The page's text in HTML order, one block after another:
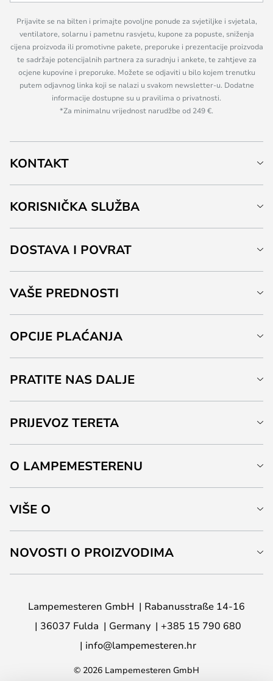
Prijavite se na bilten i primajte povoljne ponude za svjetiljke i svjetala,
ventilatore, solarnu i pametnu rasvjetu, kupone za popuste, sniženja
cijena proizvoda ili promotivne pakete, preporuke i prezentacije proizvoda
te sadržaje potencijalnih partnera za suradnju i ankete, te zahtjeve za
ocjene kupovine i preporuke. Možete se odjaviti u bilo kojem trenutku
putem odjavnog linka koji se nalazi u svakom newsletter-u. Dodatne
informacije dostupne su u pravilima o privatnosti.
*Za minimalnu vrijednost narudžbe od 249 €.
KONTAKT
KORISNIČKA SLUŽBA
DOSTAVA I POVRAT
VAŠE PREDNOSTI
OPCIJE PLAĆANJA
PRATITE NAS DALJE
PRIJEVOZ TERETA
O LAMPEMESTERENU
VIŠE O
NOVOSTI O PROIZVODIMA
Lampemesteren GmbH
Rabanusstraße 14-16
36037 Fulda
Germany
+385 15 790 680
info@lampemesteren.hr
© 2026 Lampemesteren GmbH